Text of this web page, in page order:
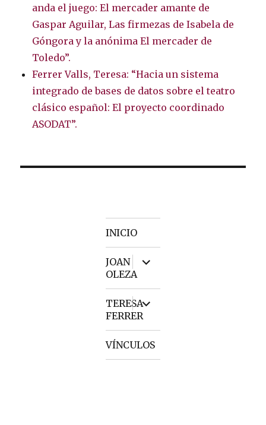
anda el juego: El mercader amante de
Gaspar Aguilar, Las firmezas de Isabela de
Góngora y la anónima El mercader de
Toledo”.
Ferrer Valls, Teresa: “Hacia un sistema
integrado de bases de datos sobre el teatro
clásico español: El proyecto coordinado
ASODAT”.
INICIO
JOAN
OLEZA
expand
child
menu
TERESA
FERRER
expand
child
menu
VÍNCULOS